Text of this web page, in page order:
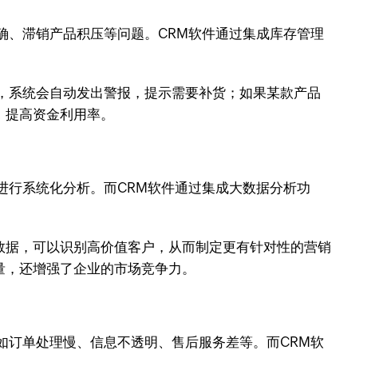
滞销产品积压等问题。CRM软件通过集成库存管理
统会自动发出警报，提示需要补货；如果某款产品
高资金利用率。
系统化分析。而CRM软件通过集成大数据分析功
，可以识别高价值客户，从而制定更有针对性的营销
还增强了企业的市场竞争力。
单处理慢、信息不透明、售后服务差等。而CRM软